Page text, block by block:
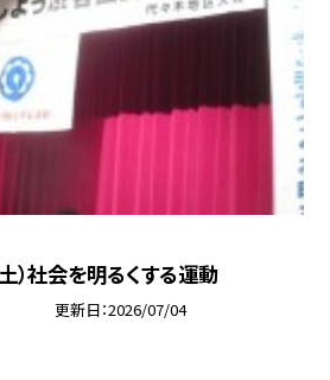
）社会を明るくする運動
更新日 2026/07/04